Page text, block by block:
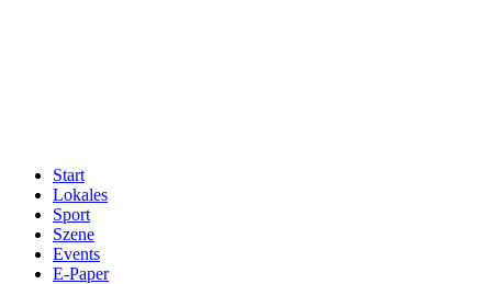
Start
Lokales
Sport
Szene
Events
E-Paper